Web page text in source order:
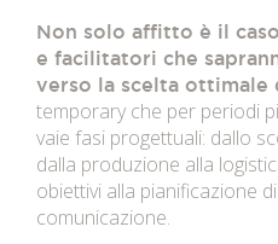
Non solo affitto è il
e facilitatori che
verso la scelta ottimale
temporary che per periodi
vaie fasi progettuali: dallo
dalla produzione alla
obiettivi alla pianificazione
comunicazione.